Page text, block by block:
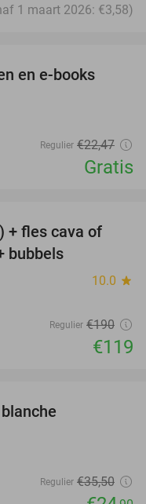
1 maart 2026: €3,58)
en e-books
Regulier €22,47
Gratis
37%
+ fles cava of
bubbels
10.0 star
Regulier €190
€119
Regulier €35,50